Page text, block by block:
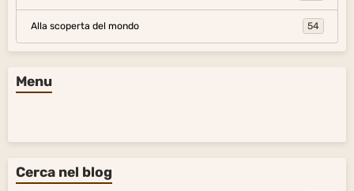
Alla scoperta del mondo 54
Menu
Cerca nel blog